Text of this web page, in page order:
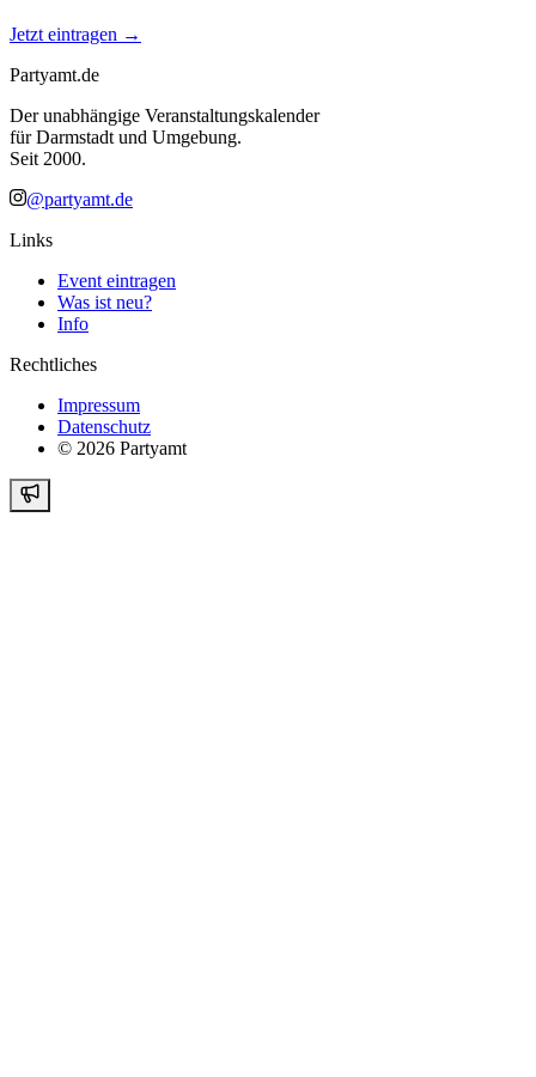
Jetzt eintragen →
Partyamt.de
Der unabhängige Veranstaltungskalender
für Darmstadt und Umgebung.
Seit 2000.
@partyamt.de
Links
Event eintragen
Was ist neu?
Info
Rechtliches
Impressum
Datenschutz
© 2026 Partyamt